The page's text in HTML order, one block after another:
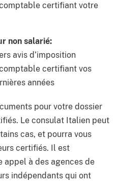
certifiant votre
non salarié:
avis d’imposition
certifiant vos
années
pour votre dossier
Le consulat Italien peut
cas, et pourra vous
certifiés. Il est
appel à des agences de
indépendants qui ont